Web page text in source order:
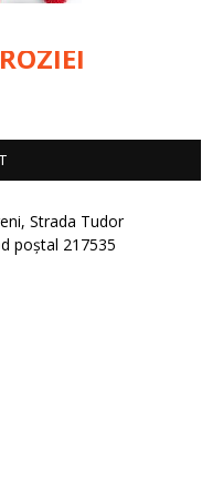
Strada Tudor
poștal 217535